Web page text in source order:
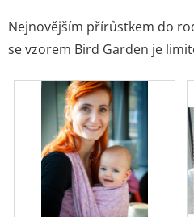
Nejnovějším přírůstkem do
se vzorem Bird Garden je